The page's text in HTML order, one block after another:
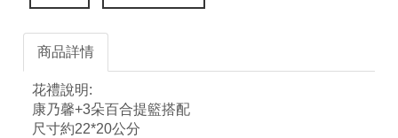
商品詳情
花禮說明:
康乃馨+3朵百合提籃搭配
尺寸約22*20公分